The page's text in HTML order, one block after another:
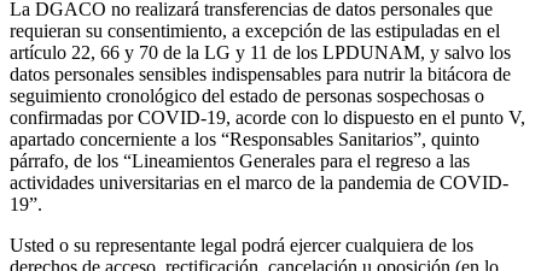
La DGACO no realizará transferencias de datos personales que
requieran su consentimiento, a excepción de las estipuladas en el
artículo 22, 66 y 70 de la LG y 11 de los LPDUNAM, y salvo los
datos personales sensibles indispensables para nutrir la bitácora de
seguimiento cronológico del estado de personas sospechosas o
confirmadas por COVID-19, acorde con lo dispuesto en el punto V,
apartado concerniente a los “Responsables Sanitarios”, quinto
párrafo, de los “Lineamientos Generales para el regreso a las
actividades universitarias en el marco de la pandemia de COVID-
19”.
Usted o su representante legal podrá ejercer cualquiera de los